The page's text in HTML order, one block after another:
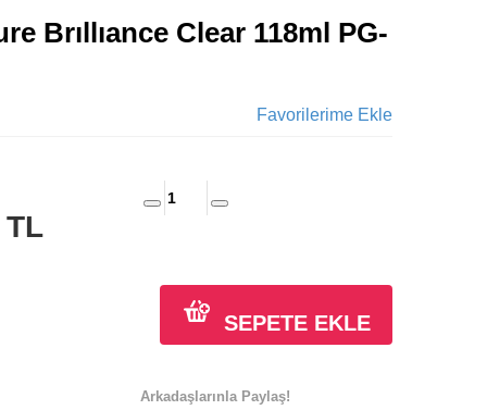
Brıllıance Clear 118ml PG-
Favorilerime Ekle
TL
SEPETE EKLE
Arkadaşlarınla Paylaş!